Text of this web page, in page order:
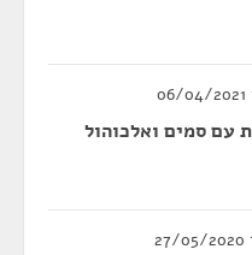
עם סמים ואלכוהול